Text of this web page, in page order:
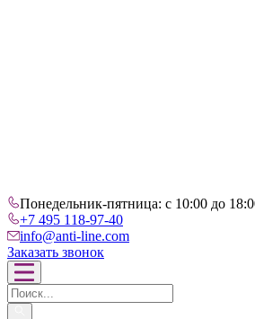
Понедельник-пятница: с 10:00 до
+7 495 118-97-40
info@anti-line.com
Заказать звонок